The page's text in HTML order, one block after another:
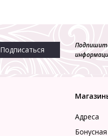
Подписаться
Адреса